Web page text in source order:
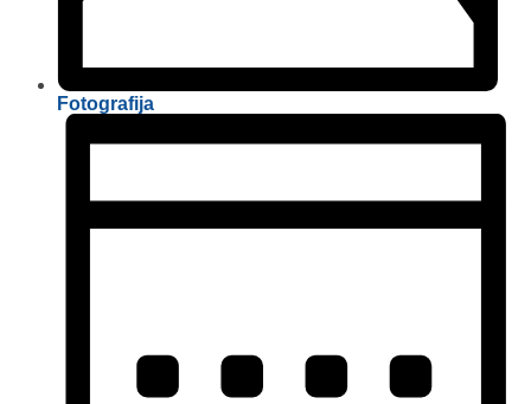
Fotografija